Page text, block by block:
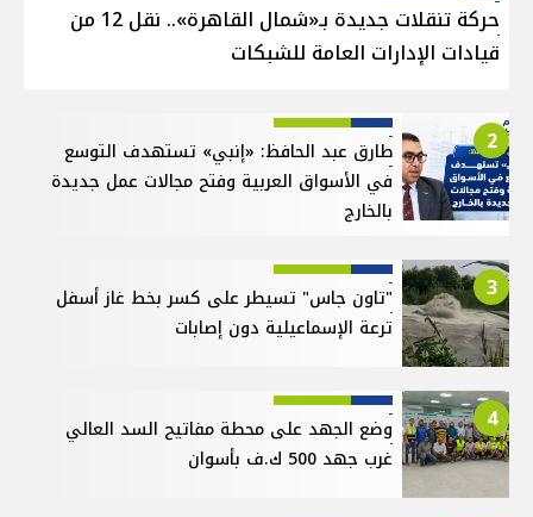
حركة تنقلات جديدة بـ«شمال القاهرة».. نقل 12 من
قيادات الإدارات العامة للشبكات
2
طارق عبد الحافظ: «إنبي» تستهدف التوسع
في الأسواق العربية وفتح مجالات عمل جديدة
بالخارج
3
"تاون جاس" تسيطر على كسر بخط غاز أسفل
ترعة الإسماعيلية دون إصابات
4
وضع الجهد على محطة مفاتيح السد العالي
غرب جهد 500 ك.ف بأسوان